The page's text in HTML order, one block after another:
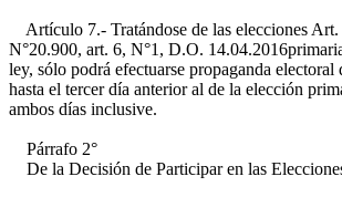
Artículo 7.- Tratándose de las elecciones Art.
N°20.900, art. 6, N°1, D.O. 14.04.2016
ley, sólo podrá efectuarse propaganda electoral
hasta el tercer día anterior al de la elección
ambos días inclusive.
Párrafo 2°
De la Decisión de Participar en las